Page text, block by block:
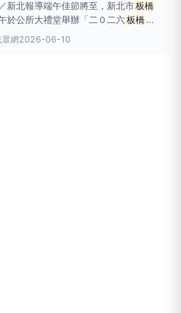
新北報導端午佳節將至，新北市板橋
於公所大禮堂舉辦「二０二六板橋慶
，結合在地宮廟、企業贊助，邀集
，帶領里內志工三百人齊聚一堂，齊
眾網2026-06-10